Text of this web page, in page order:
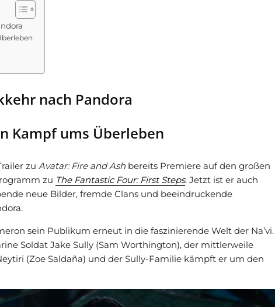
nach Pandora
Kampf ums Überleben
zu Avatar: Fire and Ash bereits Premiere auf den großen
zu The Fantastic Four: First Steps. Jetzt ist er auch
neue Bilder, fremde Clans und beeindruckende
sein Publikum erneut in die faszinierende Welt der Na’vi.
Soldat Jake Sully (Sam Worthington), der mittlerweile
(Zoe Saldaña) und der Sully-Familie kämpft er um den